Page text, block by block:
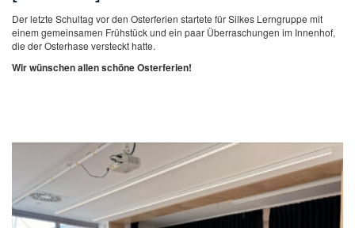
Der letzte Schultag vor den Osterferien startete für Silkes Lerngruppe mit
einem gemeinsamen Frühstück und ein paar Überraschungen im Innenhof,
die der Osterhase versteckt hatte.
Wir wünschen allen schöne Osterferien!